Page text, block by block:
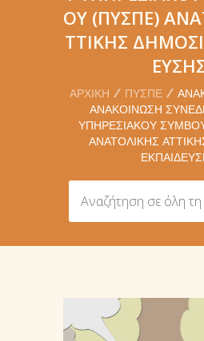
ΟΥ (ΠΥΣΠΕ)
ΤΤΙΚΉΣ
ΑΡΧΙΚΉ ΠΥΣΠΕ
ΑΝΑΚΟΊΝΩΣΗ
ΥΠΗΡΕΣΙΑΚΟΎ
ΑΝΑΤΟΛΙΚΉΣ